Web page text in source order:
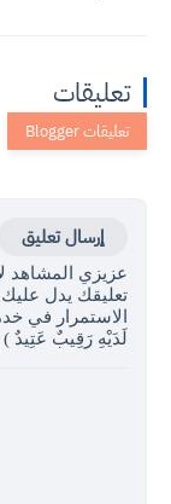
تعليقات
إرسال تعليق
عزيزي المشاهد
تعليقك يدل عليك
الاستمرار في
لَدَيْهِ رَقِيبٌ عَتِيدٌ )